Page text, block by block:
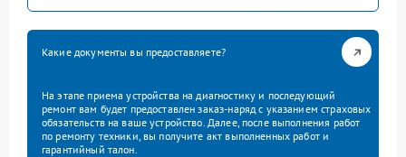
Какие документы вы предоставляете?
На этапе приема устройства на диагностику и последующий
ремонт вам будет предоставлен заказ-наряд с указанием страховых
обязательств на ваше устройство. Далее, после выполнения работ
по ремонту техники, вы получите акт выполненных работ и
гарантийный талон.